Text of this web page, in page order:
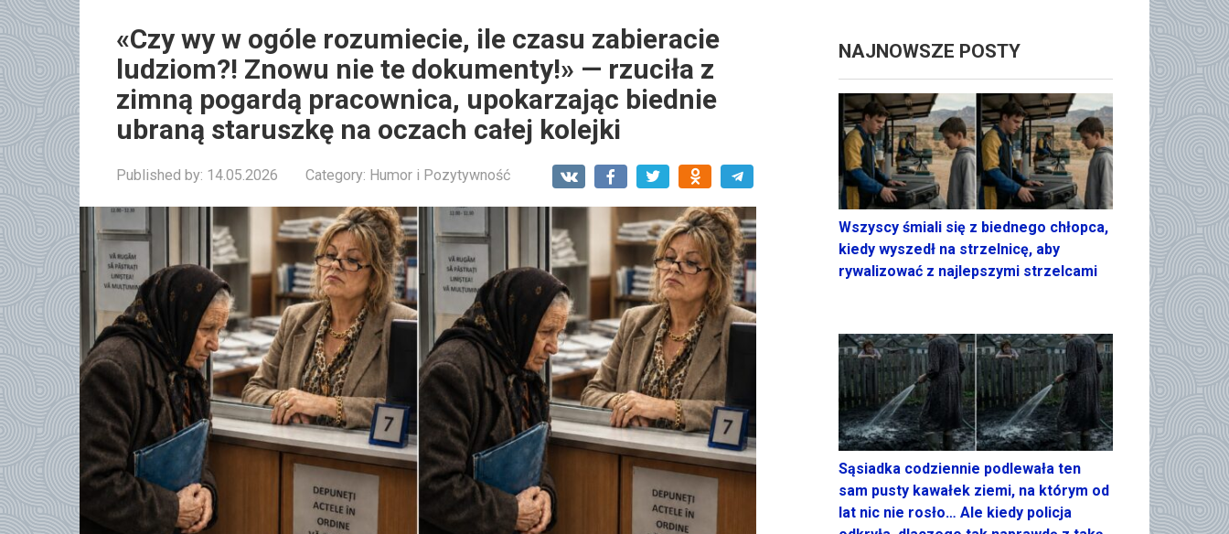
«Czy wy w ogóle rozumiecie, ile czasu zabieracie
ludziom?! Znowu nie te dokumenty!» — rzuciła z
zimną pogardą pracownica, upokarzając biednie
ubraną staruszkę na oczach całej kolejki
Published by: 14.05.2026 Category: Humor i Pozytywność
NAJNOWSZE POSTY
Wszyscy śmiali się z biednego chłopca,
kiedy wyszedł na strzelnicę, aby
rywalizować z najlepszymi strzelcami
Sąsiadka codziennie podlewała ten
sam pusty kawałek ziemi, na którym od
lat nic nie rosło… Ale kiedy policja